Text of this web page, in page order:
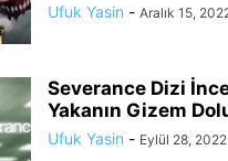
Ufuk Yasin - Aralık 15,
Severance Dizi
Yakanın Gizem
Ufuk Yasin - Eylül 28, 2022